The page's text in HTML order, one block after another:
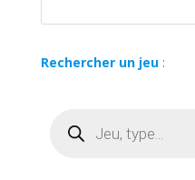
Rechercher un jeu:
produits